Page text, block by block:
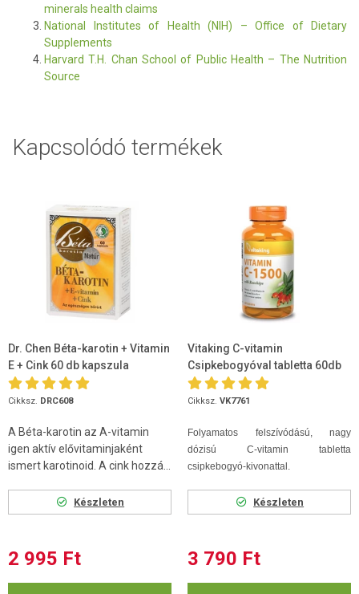
minerals health claims
National Institutes of Health (NIH) – Office of Dietary
Supplements
Harvard T.H. Chan School of Public Health – The Nutrition
Source
Kapcsolódó termékek
Dr. Chen Béta-karotin + Vitamin
E + Cink 60 db kapszula
Cikksz. DRC608
A Béta-karotin az A-vitamin
igen aktív elővitaminjaként
ismert karotinoid. A cink hozzá...
Készleten
2 995 Ft
Vitaking C-vitamin
Csipkebogyóval tabletta 60db
1500mg
Cikksz. VK7761
Folyamatos felszívódású, nagy
dózisú C-vitamin tabletta
csipkebogyó-kivonattal.
Készleten
3 790 Ft